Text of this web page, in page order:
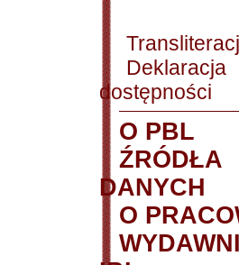
Deklaracja
dostępności
O PBL
ŹRÓDŁA
DANYCH
O